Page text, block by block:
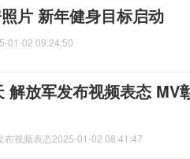
片 新年健身目标启动
01-02 09:24:50
解放军发布视频表态 MV
布视频表态2025-01-02 08:41:47